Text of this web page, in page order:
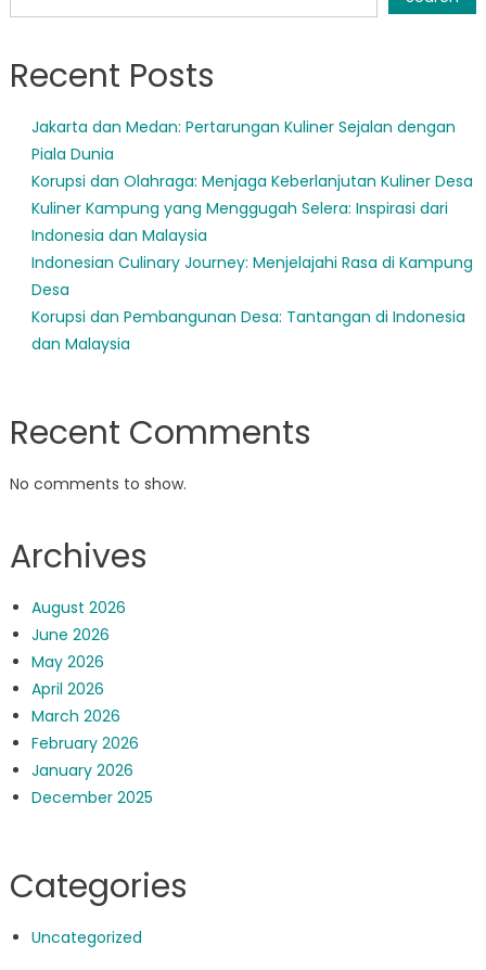
Recent Posts
Jakarta dan Medan: Pertarungan Kuliner Sejalan dengan
Piala Dunia
Korupsi dan Olahraga: Menjaga Keberlanjutan Kuliner Desa
Kuliner Kampung yang Menggugah Selera: Inspirasi dari
Indonesia dan Malaysia
Indonesian Culinary Journey: Menjelajahi Rasa di Kampung
Desa
Korupsi dan Pembangunan Desa: Tantangan di Indonesia
dan Malaysia
Recent Comments
No comments to show.
Archives
August 2026
June 2026
May 2026
April 2026
March 2026
February 2026
January 2026
December 2025
Categories
Uncategorized